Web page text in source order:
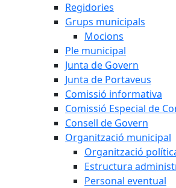
Regidories
Grups municipals
Mocions
Ple municipal
Junta de Govern
Junta de Portaveus
Comissió informativa
Comissió Especial de
Consell de Govern
Organització municipal
Organització
Estructura
Personal eventual